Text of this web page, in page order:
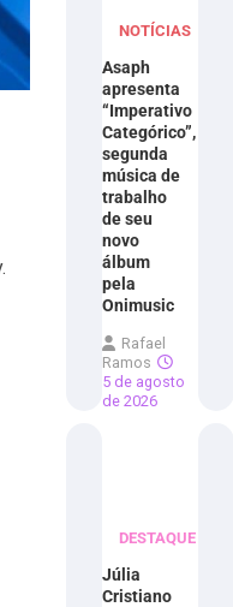
NOTÍCIAS
Asaph
apresenta
“Imperativo
Categórico”,
segunda
música de
trabalho
de seu
novo
álbum
pela
Onimusic
Rafael
Ramos
5 de agosto
de 2026
DESTAQUE
Júlia
Cristiano